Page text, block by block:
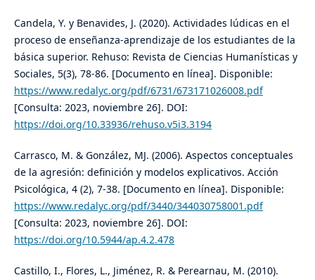
Candela, Y. y Benavides, J. (2020). Actividades lúdicas en el
proceso de enseñanza-aprendizaje de los estudiantes de la
básica superior. Rehuso: Revista de Ciencias Humanísticas y
Sociales, 5(3), 78-86. [Documento en línea]. Disponible:
https://www.redalyc.org/pdf/6731/673171026008.pdf
[Consulta: 2023, noviembre 26]. DOI:
https://doi.org/10.33936/rehuso.v5i3.3194
Carrasco, M. & González, MJ. (2006). Aspectos conceptuales
de la agresión: definición y modelos explicativos. Acción
Psicológica, 4 (2), 7-38. [Documento en línea]. Disponible:
https://www.redalyc.org/pdf/3440/344030758001.pdf
[Consulta: 2023, noviembre 26]. DOI:
https://doi.org/10.5944/ap.4.2.478
Castillo, I., Flores, L., Jiménez, R. & Perearnau, M. (2010).